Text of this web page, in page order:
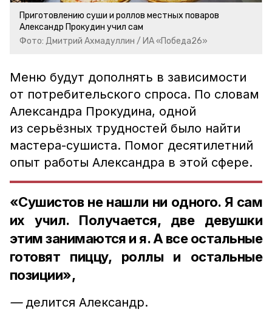
Приготовлению суши и роллов местных поваров
Александр Прокудин учил сам
Фото: Дмитрий Ахмадуллин / ИА «Победа26»
Меню будут дополнять в зависимости
от потребительского спроса. По словам
Александра Прокудина, одной
из серьёзных трудностей было найти
мастера-сушиста. Помог десятилетний
опыт работы Александра в этой сфере.
«Сушистов не нашли ни одного. Я сам
их учил. Получается, две девушки
этим занимаются и я. А все остальные
готовят пиццу, роллы и остальные
позиции»,
— делится Александр.